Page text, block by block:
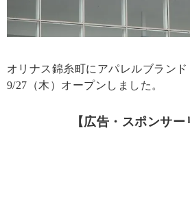
オリナス錦糸町にアパレルブラン
9/27（木）オープンしました。
【広告・スポンサー